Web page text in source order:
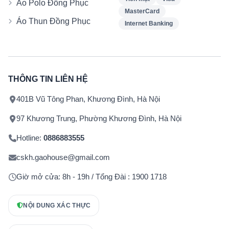
Áo Polo Đồng Phục
Áo Thun Đồng Phục
MasterCard
Internet Banking
THÔNG TIN LIÊN HỆ
401B Vũ Tông Phan, Khương Đình, Hà Nội
97 Khương Trung, Phường Khương Đình, Hà Nội
Hotline: 0886883555
cskh.gaohouse@gmail.com
Giờ mở cửa: 8h - 19h / Tổng Đài : 1900 1718
NỘI DUNG XÁC THỰC